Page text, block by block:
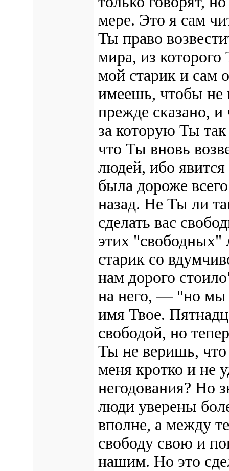
мере. Это я сам
Ты право
мира, из
мой старик и сам
имеешь, чтобы не
прежде сказано,
за которую Ты
что Ты вновь
людей, ибо
была дороже
назад. Не Ты ли
сделать вас
этих "свободных"
старик со
нам дорого
на него, — "но мы
имя Твое.
свободой, но
Ты не веришь,
меня кротко и не
негодования? Но
люди уверены
вполне, а между
свободу свою и
нашим. Но это